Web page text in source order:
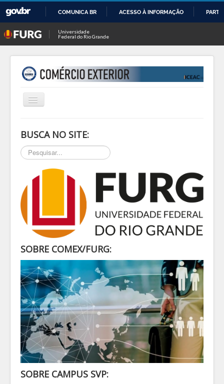
O
CONTEÚDO
COMUNICA BR ACESSO À INFORMAÇÃO
Universidade
Federal do Rio Grande
Alternar
Navegação
SOBRE
NOTÍCIAS
PESQ & EXTEN
SECRETARIA
CONTATO
LOGIN
BUSCA NO SITE:
Pesquisar...
SOBRE COMEX/FURG:
SOBRE CAMPUS SVP: